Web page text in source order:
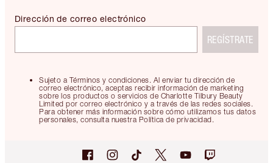
Sujeto a Términos y condiciones. Al enviar tu dirección de
correo electrónico, aceptas recibir información de marketing
sobre los productos o servicios de Charlotte Tilbury Beauty
Limited por correo electrónico y a través de las redes sociales.
Para obtener más información sobre cómo utilizamos tus datos
personales, consulta nuestra Política de privacidad.
Dirección de correo electrónico
REGÍSTRATE